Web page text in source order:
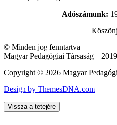
Adószámunk:
© Minden jog fenntartva
Magyar Pedagógiai Társaság – 2019
Copyright © 2026 Magyar
Design by ThemesDNA.com
Vissza a tetejére